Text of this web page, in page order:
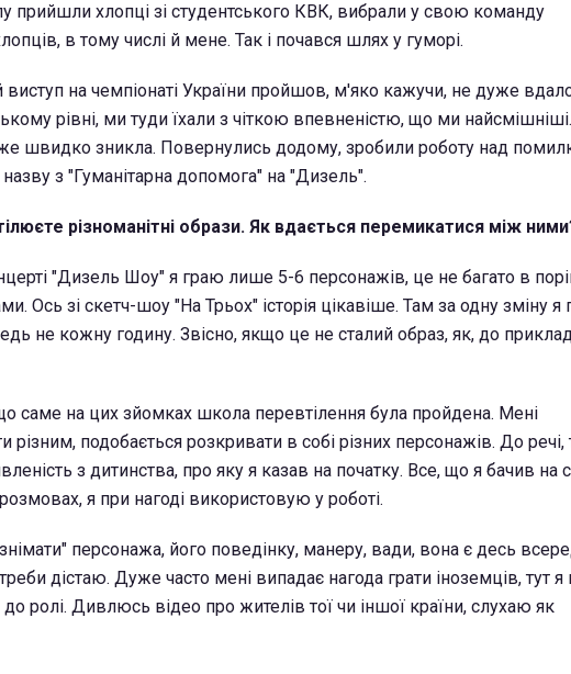
прийшли хлопці зі студентського КВК, вибрали у свою команду
в тому числі й мене. Так і почався шлях у гуморі.
на чемпіонаті України пройшов, м'яко кажучи, не дуже
рівні, ми туди їхали з чіткою впевненістю, що ми
швидко зникла. Повернулись додому, зробили роботу над
з "Гуманітарна допомога" на "Дизель".
різноманітні образи. Як вдається перемикатися між
"Дизель Шоу" я граю лише 5-6 персонажів, це не багато в
Ось зі скетч-шоу "На Трьох" історія цікавіше. Там за одну зміну я
не кожну годину. Звісно, якщо це не сталий образ, як, до
саме на цих зйомках школа перевтілення була пройдена. Мені
різним, подобається розкривати в собі різних персонажів. До речі,
з дитинства, про яку я казав на початку. Все, що я бачив на
розмовах, я при нагоді використовую у роботі.
персонажа, його поведінку, манеру, вади, вона є десь
дістаю. Дуже часто мені випадає нагода грати іноземців, тут
ролі. Дивлюсь відео про жителів тої чи іншої країни, слухаю як